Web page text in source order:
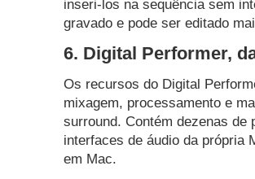
inseri-los na sequência sem
gravado e pode ser editado
6. Digital Performer,
Os recursos do Digital
mixagem, processamento e
surround. Contém dezenas de
interfaces de áudio da própria
em Mac.